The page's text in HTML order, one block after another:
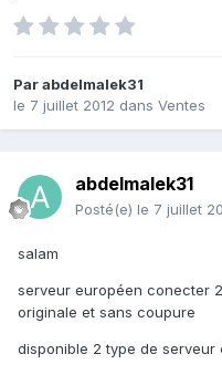
Parabdelmalek31
le 7 juillet 2012 dans Ventes
abdelmalek31
Posté(e) le 7 juillet
salam
serveur européen conecter
originale et sans coupure
disponible 2 type de